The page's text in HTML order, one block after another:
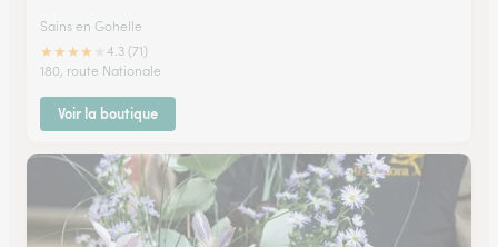
Sains en Gohelle
★★★★
4.3 (71)
180, route Nationale
Voir la boutique